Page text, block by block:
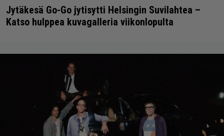
Jytäkesä Go-Go jytisytti Helsingin Suvilahtea –
Katso hulppea kuvagalleria viikonlopulta